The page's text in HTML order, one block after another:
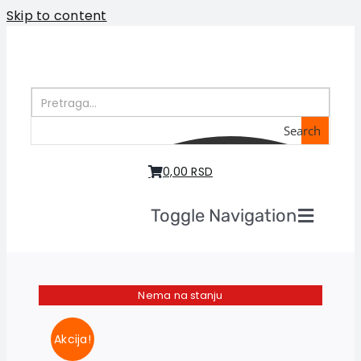
Skip to content
Search
0,00 RSD
Toggle Navigation
U pripremi
Akcija
Nema na stanju
Akcija!